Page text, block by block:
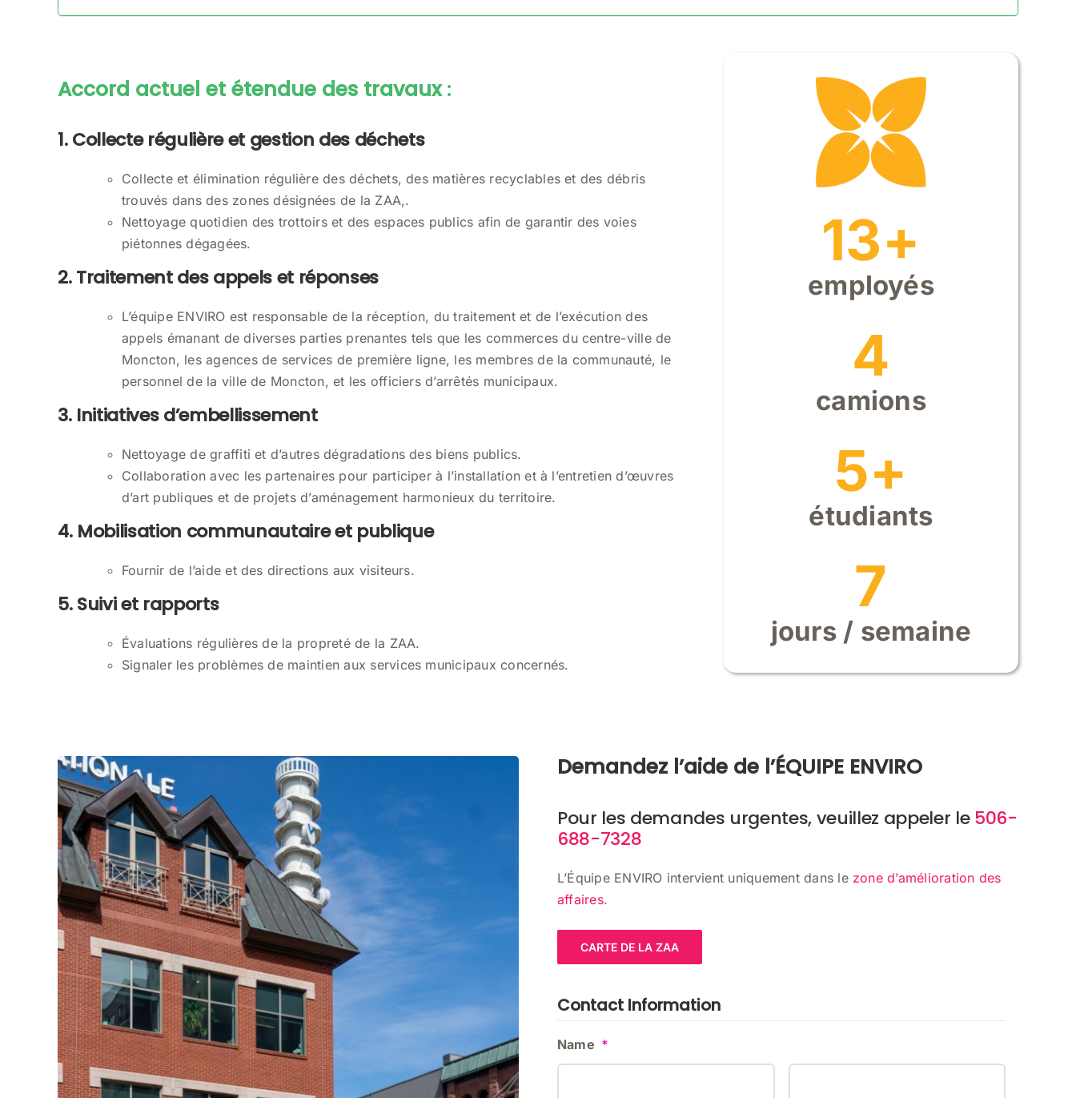
Accord actuel et étendue des travaux :
1. Collecte régulière et gestion des déchets
Collecte et élimination régulière des déchets, des matières recyclables et des débris
trouvés dans des zones désignées de la ZAA,.
Nettoyage quotidien des trottoirs et des espaces publics afin de garantir des voies
piétonnes dégagées.
2. Traitement des appels et réponses
L’équipe ENVIRO est responsable de la réception, du traitement et de l’exécution des
appels émanant de diverses parties prenantes tels que les commerces du centre-ville de
Moncton, les agences de services de première ligne, les membres de la communauté, le
personnel de la ville de Moncton, et les officiers d’arrêtés municipaux.
3. Initiatives d’embellissement
Nettoyage de graffiti et d’autres dégradations des biens publics.
Collaboration avec les partenaires pour participer à l’installation et à l’entretien d’œuvres
d’art publiques et de projets d’aménagement harmonieux du territoire.
4. Mobilisation communautaire et publique
Fournir de l’aide et des directions aux visiteurs.
5. Suivi et rapports
Évaluations régulières de la propreté de la ZAA.
Signaler les problèmes de maintien aux services municipaux concernés.
13+
employés
4
camions
5+
étudiants
7
jours / semaine
Demandez l’aide de l’ÉQUIPE ENVIRO
Pour les demandes urgentes, veuillez appeler le506-
688-7328
L’Équipe ENVIRO intervient uniquement dans le zone d’amélioration des
affaires.
CARTE DE LA ZAA
Contact Information
Name *